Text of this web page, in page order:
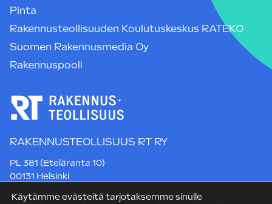
Pinta
Rakennusteollisuuden Koulutuskeskus RATEKO
Suomen Rakennusmedia Oy
Rakennuspooli
RAKENNUSTEOLLISUUS RT RY
PL 381 (Eteläranta 10)
00131 Helsinki
Käytämme evästeitä tarjotaksemme sinulle